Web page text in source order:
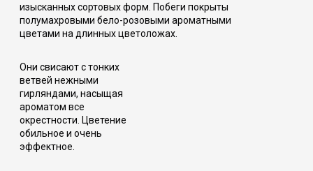
Они свисают с тонких
ветвей нежными
гирляндами, насыщая
ароматом все
окрестности. Цветение
обильное и очень
эффектное.
изысканных сортовых форм. Побеги покрыты
полумахровыми бело-розовыми ароматными
цветами на длинных цветоложах.